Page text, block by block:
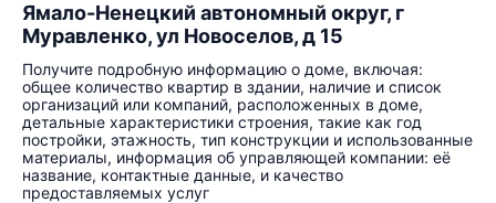
Ямало-Ненецкий автономный округ, г
Муравленко, ул Новоселов, д 15
Получите подробную информацию о доме, включая:
общее количество квартир в здании, наличие и список
организаций или компаний, расположенных в доме,
детальные характеристики строения, такие как год
постройки, этажность, тип конструкции и использованные
материалы, информация об управляющей компании: её
название, контактные данные, и качество
предоставляемых услуг